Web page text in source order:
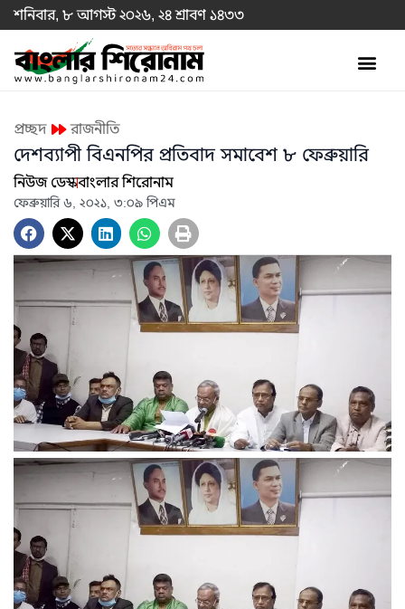
শনিবার, ৮ আগস্ট ২০২৬, ২৪ শ্রাবণ ১৪৩৩
প্রচ্ছদ রাজনীতি
দেশব্যাপী বিএনপির প্রতিবাদ সমাবেশ ৮ ফেব্রুয়ারি
নিউজ ডেস্কবাংলার শিরোনাম
ফেব্রুয়ারি ৬, ২০২১, ৩:০৯ পিএম